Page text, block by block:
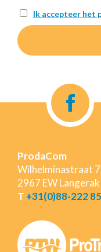
Ik accepteer het
ProdaCom
Wilhelminastraat
2967 EW
T +31(0)88-222